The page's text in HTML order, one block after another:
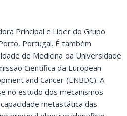
Principal e Líder do Grupo
Portugal. É também
de Medicina da Universidade
Científica da European
and Cancer (ENBDC). A
no estudo dos mecanismos
metastática das